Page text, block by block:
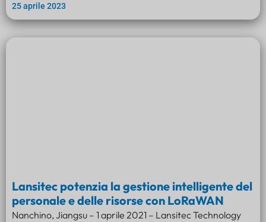
25 aprile 2023
Lansitec potenzia la gestione intelligente del
personale e delle risorse con LoRaWAN
Nanchino, Jiangsu – 1 aprile 2021 – Lansitec Technology